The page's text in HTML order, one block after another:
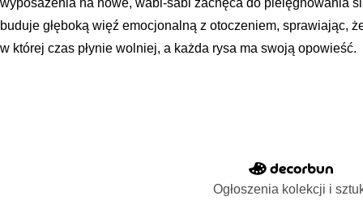
wyposażenia na nowe, wabi-sabi zachęca do pielęgnowania
buduje głęboką więź emocjonalną z otoczeniem, sprawiając,
w której czas płynie wolniej, a każda rysa ma swoją opowieść.
Ogłoszenia kolekcji i